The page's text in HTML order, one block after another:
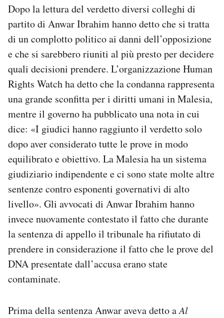
Dopo la lettura del verdetto diversi colleghi di
partito di Anwar Ibrahim hanno detto che si tratta
di un complotto politico ai danni dell’opposizione
e che si sarebbero riuniti al più presto per decidere
quali decisioni prendere. L’organizzazione Human
Rights Watch ha detto che la condanna rappresenta
una grande sconfitta per i diritti umani in Malesia,
mentre il governo ha pubblicato una nota in cui
dice: «I giudici hanno raggiunto il verdetto solo
dopo aver considerato tutte le prove in modo
equilibrato e obiettivo. La Malesia ha un sistema
giudiziario indipendente e ci sono state molte altre
sentenze contro esponenti governativi di alto
livello». Gli avvocati di Anwar Ibrahim hanno
invece nuovamente contestato il fatto che durante
la sentenza di appello il tribunale ha rifiutato di
prendere in considerazione il fatto che le prove del
DNA presentate dall’accusa erano state
contaminate.
Prima della sentenza Anwar aveva detto aAl